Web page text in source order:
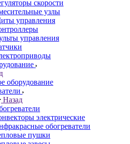
скорости
узлы
управления
управления
оборудование
Назад
электрические
обогреватели
пушки